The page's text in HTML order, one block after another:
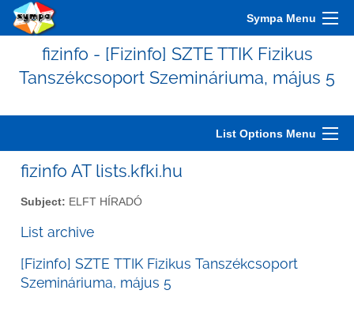
Sympa Menu
fizinfo - [Fizinfo] SZTE TTIK Fizikus
Tanszékcsoport Szemináriuma, május 5
List Options Menu
fizinfo AT lists.kfki.hu
Subject: ELFT HÍRADÓ
List archive
[Fizinfo] SZTE TTIK Fizikus Tanszékcsoport
Szemináriuma, május 5